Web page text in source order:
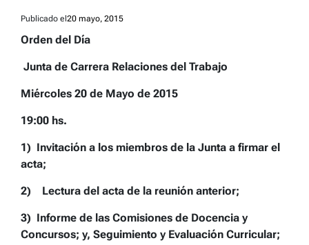
Publicado el 20 mayo, 2015
Orden del Día
Junta de Carrera Relaciones del Trabajo
Miércoles 20 de Mayo de 2015
19:00 hs.
1) Invitación a los miembros de la Junta a firmar el
acta;
2) Lectura del acta de la reunión anterior;
3) Informe de las Comisiones de Docencia y
Concursos; y, Seguimiento y Evaluación Curricular;